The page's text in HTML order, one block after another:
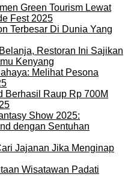
Green Tourism Lewat
Fest 2025
Terbesar Di Dunia Yang
Restoran Ini Sajikan
Kenyang
Melihat Pesona
Berhasil Raup Rp 700M
Show 2025:
dengan Sentuhan
Jajanan Jika Menginap
Wisatawan Padati